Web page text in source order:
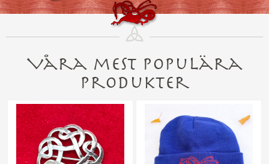
Våra mest populära
produkter